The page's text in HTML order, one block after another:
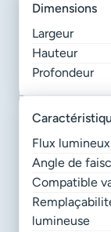
dimensions
Largeur
Hauteur
Profondeur
Flux lumineux
Angle de
Compatible
lumineuse